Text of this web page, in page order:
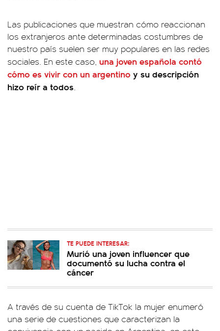
Las publicaciones que muestran cómo reaccionan
los extranjeros ante determinadas costumbres de
nuestro país suelen ser muy populares en las redes
sociales. En este caso, una joven española contó
cómo es vivir con un argentino y su descripción
hizo reír a todos.
TE PUEDE INTERESAR:
Murió una joven influencer que
documentó su lucha contra el
cáncer
A través de su cuenta de TikTok la mujer enumeró
una serie de cuestiones que caracterizan la